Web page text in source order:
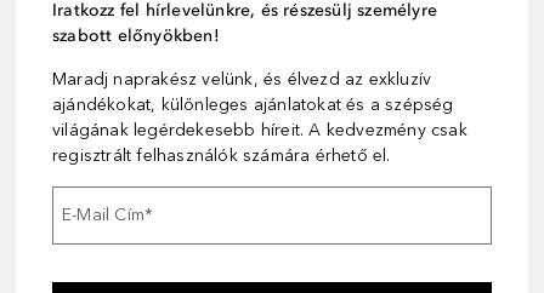
Iratkozz fel hírlevelünkre, és részesülj személyre
szabott előnyökben!
Maradj naprakész velünk, és élvezd az exkluzív
ajándékokat, különleges ajánlatokat és a szépség
világának legérdekesebb híreit. A kedvezmény csak
regisztrált felhasználók számára érhető el.
E-Mail Cím*